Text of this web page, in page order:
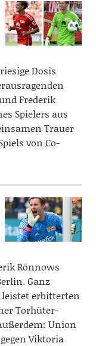
Dosis
Frederik
Spielers aus
Trauer
von Co-
Rönnows
Ganz
leistet erbitterten
Torhüter-
Union
Viktoria